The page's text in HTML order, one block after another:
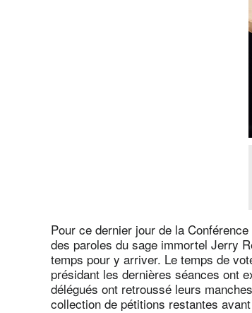
Pour ce dernier jour de la
des paroles du sage immortel Jerry
temps pour y arriver. Le temps de
présidant les dernières séances ont
délégués ont retroussé leurs
collection de pétitions restantes